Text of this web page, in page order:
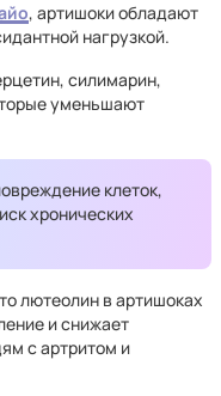
, артишоки обладают
нагрузкой.
силимарин,
уменьшают
клеток,
хронических
лютеолин в артишоках
и снижает
с артритом и